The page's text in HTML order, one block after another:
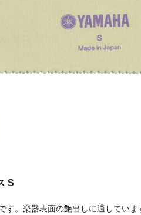
S
す。楽器表面の艶出しに適していま